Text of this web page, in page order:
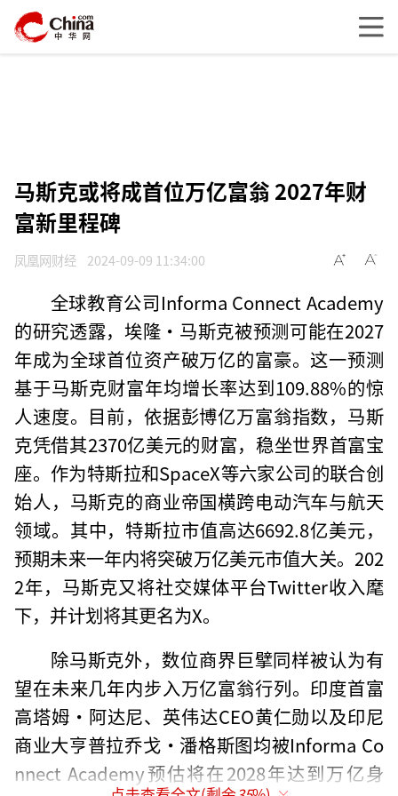
马斯克或将成首位万亿富翁 2027年财
富新里程碑
凤凰网财经 2024-09-09 11:34:00
全球教育公司Informa Connect Academy
的研究透露，埃隆·马斯克被预测可能在2027
年成为全球首位资产破万亿的富豪。这一预测
基于马斯克财富年均增长率达到109.88%的惊
人速度。目前，依据彭博亿万富翁指数，马斯
克凭借其2370亿美元的财富，稳坐世界首富宝
座。作为特斯拉和SpaceX等六家公司的联合创
始人，马斯克的商业帝国横跨电动汽车与航天
领域。其中，特斯拉市值高达6692.8亿美元，
预期未来一年内将突破万亿美元市值大关。202
2年，马斯克又将社交媒体平台Twitter收入麾
下，并计划将其更名为X。
除马斯克外，数位商界巨擘同样被认为有
望在未来几年内步入万亿富翁行列。印度首富
高塔姆·阿达尼、英伟达CEO黄仁勋以及印尼
商业大亨普拉乔戈·潘格斯图均被Informa Co
nnect Academy预估将在2028年达到万亿身